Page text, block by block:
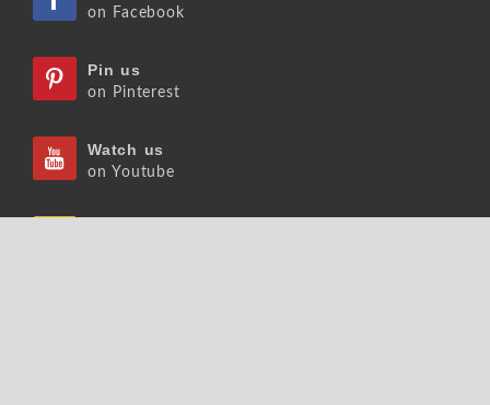
on Facebook
Pin us
on Pinterest
Watch us
on Youtube